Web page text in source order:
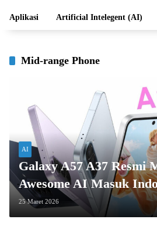
Aplikasi Artificial Intelegent (AI)
Mid-range Phone
AI
Galaxy A57 A37 Resmi
Awesome AI Masuk
25 Maret 2026